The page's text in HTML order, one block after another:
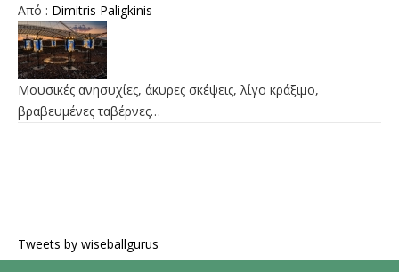
Από : Dimitris Paligkinis
Μουσικές ανησυχίες, άκυρες σκέψεις, λίγο κράξιμο,
βραβευμένες ταβέρνες…
Tweets by wiseballgurus